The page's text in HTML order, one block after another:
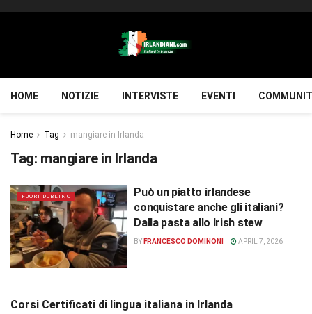
HOME NOTIZIE INTERVISTE EVENTI
Home Tag mangiare in Irlanda
Tag: mangiare in Irlanda
FUORI DUBLINO
Può un piatto irlandese
conquistare anche gli italiani?
Dalla pasta allo Irish stew
BY FRANCESCO DOMINONI APRIL 7, 2026
Corsi Certificati di lingua italiana in Irlanda